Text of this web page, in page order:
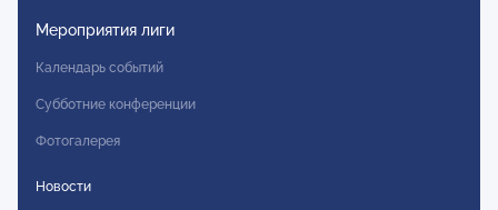
Мероприятия лиги
Календарь событий
Субботние конференции
Фотогалерея
Новости